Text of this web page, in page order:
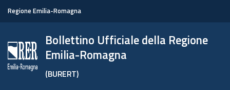
Regione Emilia-Romagna
Bollettino Ufficiale della Regione
Emilia-Romagna
(BURERT)